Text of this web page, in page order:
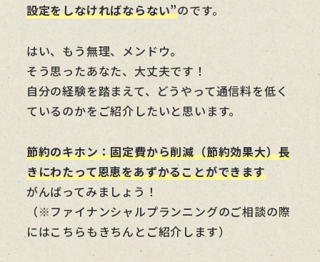
設定をしなければならない”のです。
はい、もう無理、メンドウ。
そう思ったあなた、大丈夫です！
自分の経験を踏まえて、どうやって通信料を低く
ているのかをご紹介したいと思います。
節約のキホン：固定費から削減（節約効果大）長
きにわたって恩恵をあずかることができます
がんばってみましょう！
（※ファイナンシャルプランニングのご相談の際
にはこちらもきちんとご紹介します）